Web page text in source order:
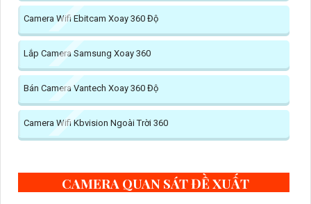
Camera Wifi Ebitcam Xoay 360 Độ
Lắp Camera Samsung Xoay 360
Bán Camera Vantech Xoay 360 Độ
Camera Wifi Kbvision Ngoài Trời 360
CAMERA QUAN SÁT ĐỀ XUẤT